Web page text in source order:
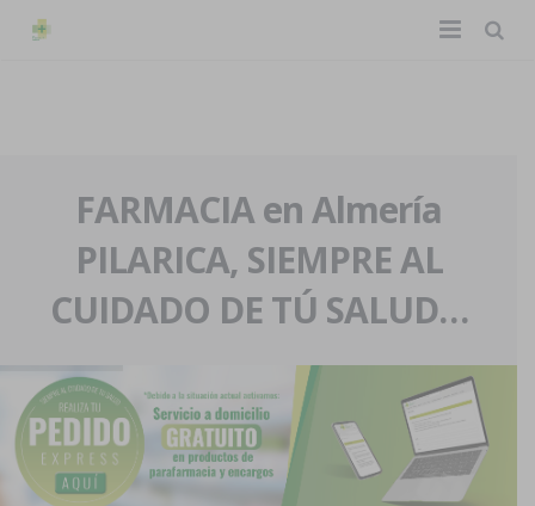
La farmacia
Nuestra historia
Nuestro equipo
Eventos
Servicios y reservas
Pedidos express
Blog
Contacto
FARMACIA en Almería
PILARICA, SIEMPRE AL
CUIDADO DE TÚ SALUD…